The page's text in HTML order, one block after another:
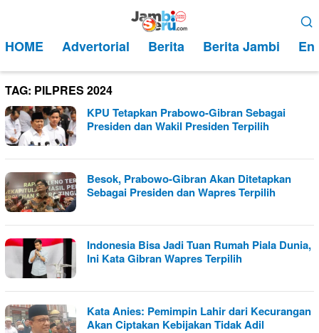
kontenMobile
HOME Advertorial Berita Berita Jambi
TAG: PILPRES 2024
KPU Tetapkan Prabowo-Gibran Sebagai
Presiden dan Wakil Presiden Terpilih
Besok, Prabowo-Gibran Akan Ditetapkan
Sebagai Presiden dan Wapres Terpilih
Indonesia Bisa Jadi Tuan Rumah Piala Dunia,
Ini Kata Gibran Wapres Terpilih
Kata Anies: Pemimpin Lahir dari Kecurangan
Akan Ciptakan Kebijakan Tidak Adil